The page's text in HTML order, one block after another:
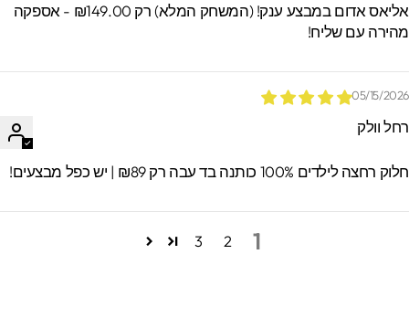
אליאס אדום במבצע ענק! (המשחק המלא) רק ₪149.00 - אספקה
עם שליח!
05/15/
וולק
רחצה לילדים 100% כותנה בד עבה רק ₪89 | יש כפל מבצעים!
1
2
3